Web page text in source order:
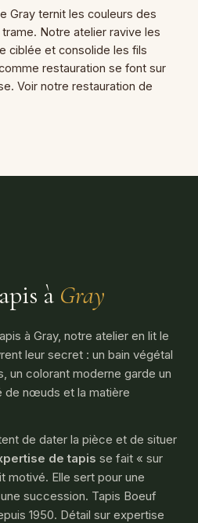
Gray ternit les couleurs des
Notre atelier ravive les
ciblée et consolide les fils
restauration se font sur
Voir notre restauration de
à Gray
à Gray, notre atelier en lit le
leur secret : un bain végétal
un colorant moderne garde un
de nœuds et la matière
de dater la pièce et de situer
de tapis se fait « sur
motivé. Elle sert pour une
succession. Tapis Boeuf
1950. Détail sur expertise